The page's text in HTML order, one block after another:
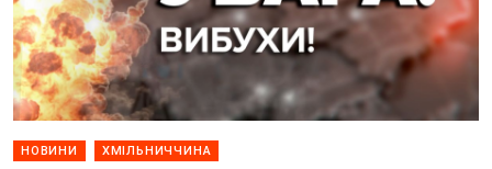
НОВИНИ ХМІЛЬНИЧЧИНА